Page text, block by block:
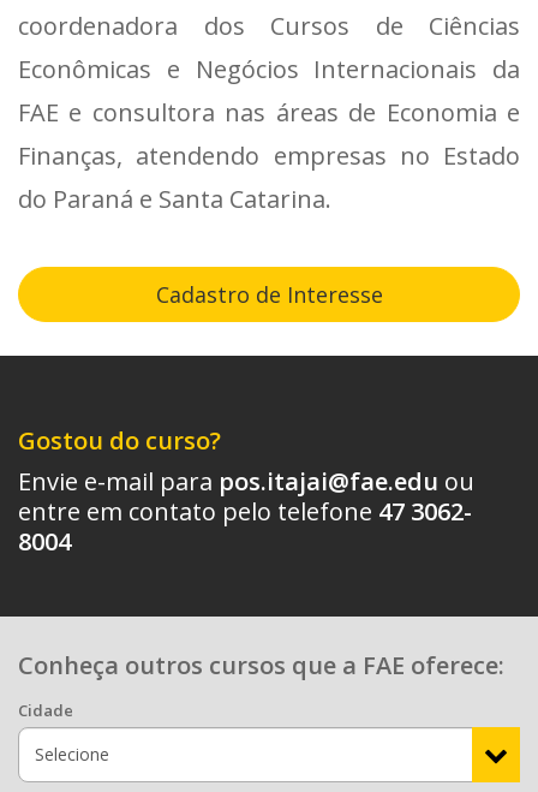
coordenadora dos Cursos de Ciências
Econômicas e Negócios Internacionais da
FAE e consultora nas áreas de Economia e
Finanças, atendendo empresas no Estado
do Paraná e Santa Catarina.
Cadastro de Interesse
Gostou do curso?
Envie e-mail para pos.itajai@fae.edu ou
entre em contato pelo telefone 47 3062-
8004
Conheça outros cursos que a FAE oferece:
Cidade